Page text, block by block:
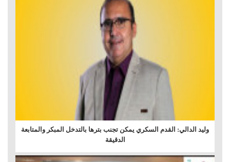
وليد الدالي: القدم السكري يمكن تجنب بترها بالتدخل المبكر والمتابعة
الدقيقة